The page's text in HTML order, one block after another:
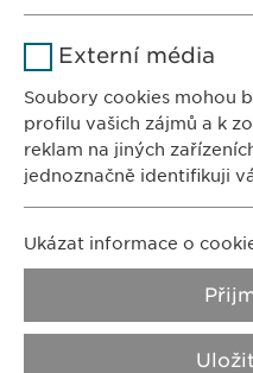
Fax:
info@
Impresum
Ukládá
Doba použití 1 den
Jméno vuid
Poskytovatel Vimeo
Externí média
Soubory cookies mohou
profilu vašich zájmů a k
reklam na jiných
jednoznačně identifikuji
Jméno LinkedIn
LinkedIn
Ukázat informace o